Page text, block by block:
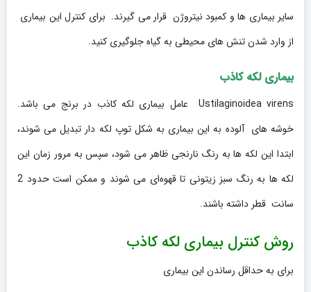
سایر بیماری ها و کمبود نیتروژن قرار می گیرند. برای کنترل این بیماری
از وارد شدن تنش های محیطی به گیاه جلوگیری کنید.
بیماری لکه کاذب
Ustilaginoidea virens عامل بیماری لکه کاذب در برنج می باشد.
خوشه های آلوده به این بیماری به شکل توپ لکه دار تبدیل می شوند،
ابتدا این لکه ها به رنگ نارنجی ظاهر می شود، سپس به مرور زمان این
لکه ها به رنگ سبز زیتونی تا قهوه‌ای می شوند و ممکن است حدود 2
سانت قطر داشته باشند.
روش کنترل بیماری لکه کاذب
برای به حداقل رساندن این بیماری